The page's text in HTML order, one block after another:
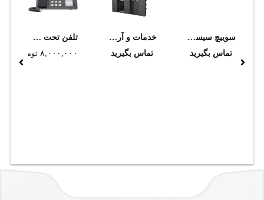
سوييچ سيسکو نکسوس N2K-C2348UPQ
تماس بگیرید
خدمات و آرایش رک تا 42 یونیت
تماس بگیرید
تلفن تحت شبکه گرنداستریم GRP2604 (استوک)
۸,۰۰۰,۰۰۰ تومان